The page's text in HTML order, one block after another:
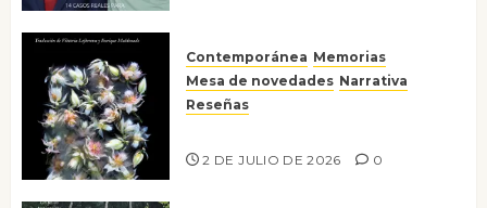
Contemporánea Memorias
Mesa de novedades Narrativa
Reseñas
2 DE JULIO DE 2026 0